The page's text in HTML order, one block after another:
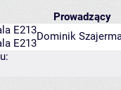
Prowadzący
E213
E213
Dominik